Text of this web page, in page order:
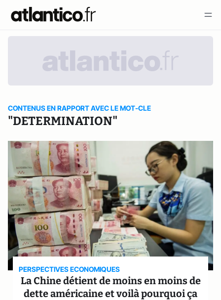
CONTENUS EN RAPPORT AVEC LE MOT-CLE
"DETERMINATION"
PERSPECTIVES ECONOMIQUES
La Chine détient de moins en moins de
dette américaine et voilà pourquoi ça